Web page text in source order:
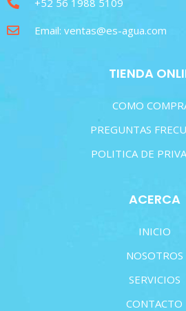
+52 56 1988 5109
Email: ventas@es-agua.com
TIENDA
COMO
PREGUNTAS
POLITICA DE
ACERCA
INICIO
NOSOTROS
SERVICIOS
CONTACTO